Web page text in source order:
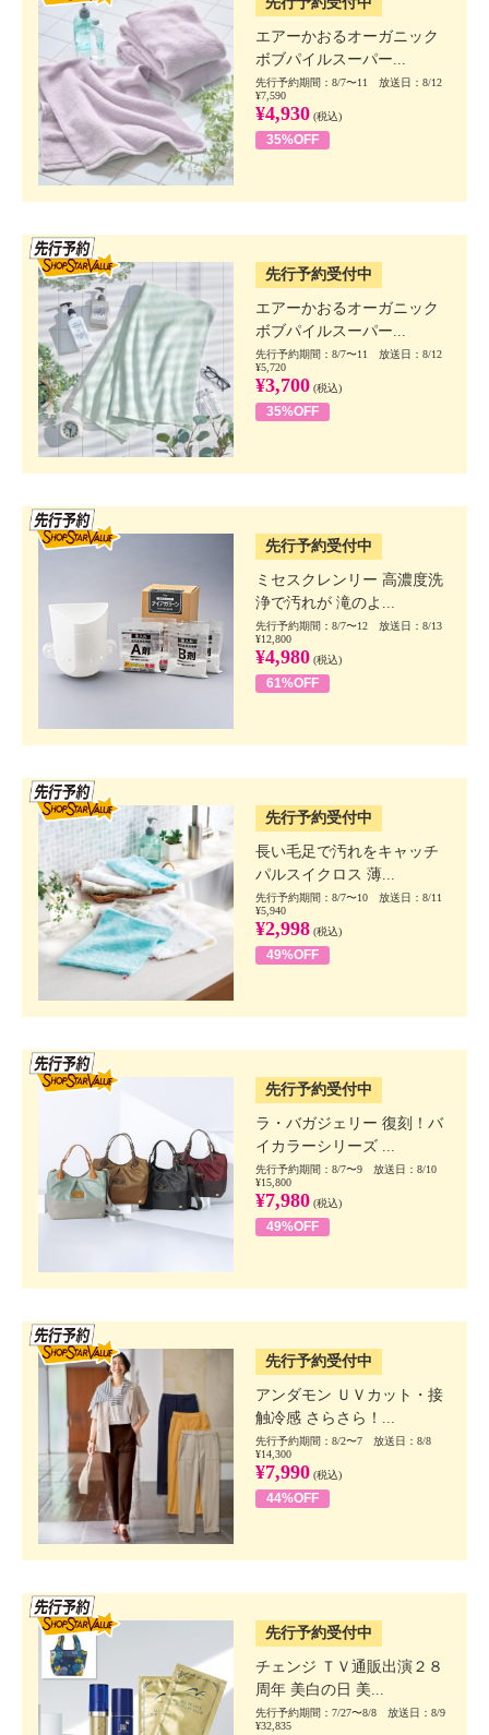
エアーかおるオーガニック
ボブパイルスーパー...
先行予約期間：8/7〜11 放送日：8/12
¥7,590
¥4,930 (税込)
35%OFF
先行予約受付中
エアーかおるオーガニック
ボブパイルスーパー...
先行予約期間：8/7〜11 放送日：8/12
¥5,720
¥3,700 (税込)
35%OFF
先行予約受付中
ミセスクレンリー 高濃度洗
浄で汚れが 滝のよ...
先行予約期間：8/7〜12 放送日：8/13
¥12,800
¥4,980 (税込)
61%OFF
先行予約受付中
長い毛足で汚れをキャッチ
パルスイクロス 薄...
先行予約期間：8/7〜10 放送日：8/11
¥5,940
¥2,998 (税込)
49%OFF
先行予約受付中
ラ・バガジェリー 復刻！バ
イカラーシリーズ ...
先行予約期間：8/7〜9 放送日：8/10
¥15,800
¥7,980 (税込)
49%OFF
先行予約受付中
アンダモン ＵＶカット・接
触冷感 さらさら！...
先行予約期間：8/2〜7 放送日：8/8
¥14,300
¥7,990 (税込)
44%OFF
先行予約受付中
チェンジ ＴＶ通販出演２８
周年 美白の日 美...
先行予約期間：7/27〜8/8 放送日：8/9
¥32,835